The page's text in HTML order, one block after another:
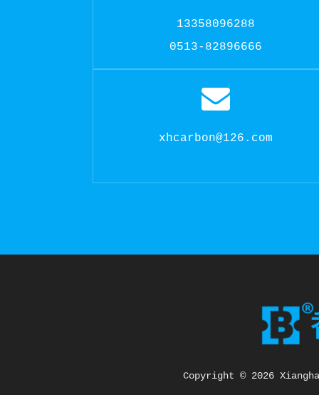
13358096288
0513-82896666
xhcarbon@126.com
Copyright © 2026